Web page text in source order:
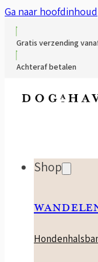
Ga naar hoofdinhoud
Gratis verzending
Achteraf betalen
Shop